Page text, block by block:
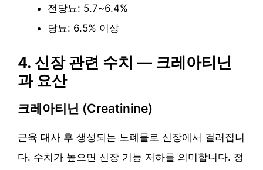
전당뇨: 5.7~6.4%
당뇨: 6.5% 이상
4. 신장 관련 수치 — 크레아티닌
과 요산
크레아티닌 (Creatinine)
근육 대사 후 생성되는 노폐물로 신장에서 걸러집니
다. 수치가 높으면 신장 기능 저하를 의미합니다. 정